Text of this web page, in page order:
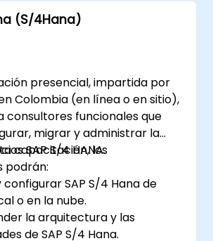
de costos en tiempo real.
(S/4Hana)
presencial, impartida por
Colombia (en línea o en sitio),
consultores funcionales que
migrar y administrar la
SAP S/4 HANA.
capacitación, los
podrán:
SAP S/4 Hana de
o en la nube.
la arquitectura y las
de SAP S/4 Hana.